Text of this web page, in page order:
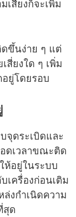
เสี่ยงก็จะเพิ่ม
ขึ้นง่าย ๆ แต่
ยงใด ๆ เพิ่ม
อยู่โดยรอบ
จุดระเบิดและ
ดเวลาขณะติด
ห้อยู่ในระบบ
ครื่องก่อนเติม
งกำเนิดความ
สุด